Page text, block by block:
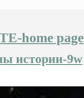
home page
истории-9w